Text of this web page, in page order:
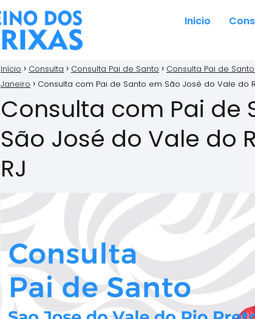
Inicio
Início Consulta Consulta Pai de Santo
Consulta Pai de
Janeiro
Consulta com Pai de Santo em São José do Vale do
Consulta com Pai de
São José do Vale do
RJ